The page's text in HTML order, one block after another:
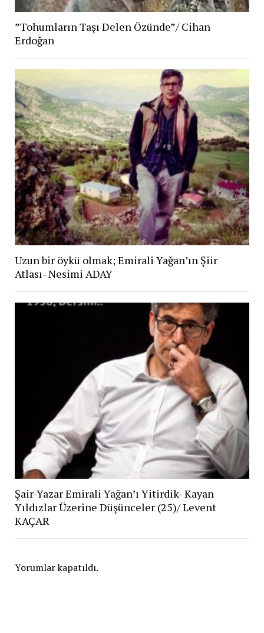
”Tohumların Taşı Delen Özünde”/ Cihan
Erdoğan
Uzun bir öykü olmak; Emirali Yağan’ın Şiir
Atlası- Nesimi ADAY
Şair-Yazar Emirali Yağan’ı Yitirdik- Kayan
Yıldızlar Üzerine Düşünceler (25)/ Levent
KAÇAR
Yorumlar kapatıldı.